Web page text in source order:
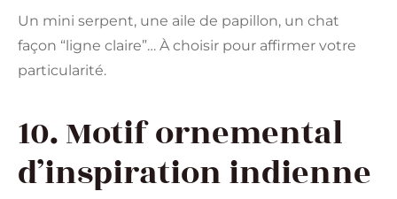
Un mini serpent, une aile de papillon, un chat
façon “ligne claire”… À choisir pour affirmer votre
particularité.
10. Motif ornemental
d’inspiration indienne